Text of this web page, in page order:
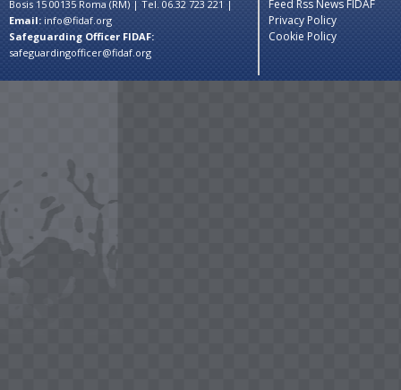
Bosis 15 00135 Roma (RM) | Tel. 06.32 723 221 |
Email: info@fidaf.org
Safeguarding Officer FIDAF:
safeguardingofficer@fidaf.org
Feed Rss News FIDAF
Privacy Policy
Cookie Policy